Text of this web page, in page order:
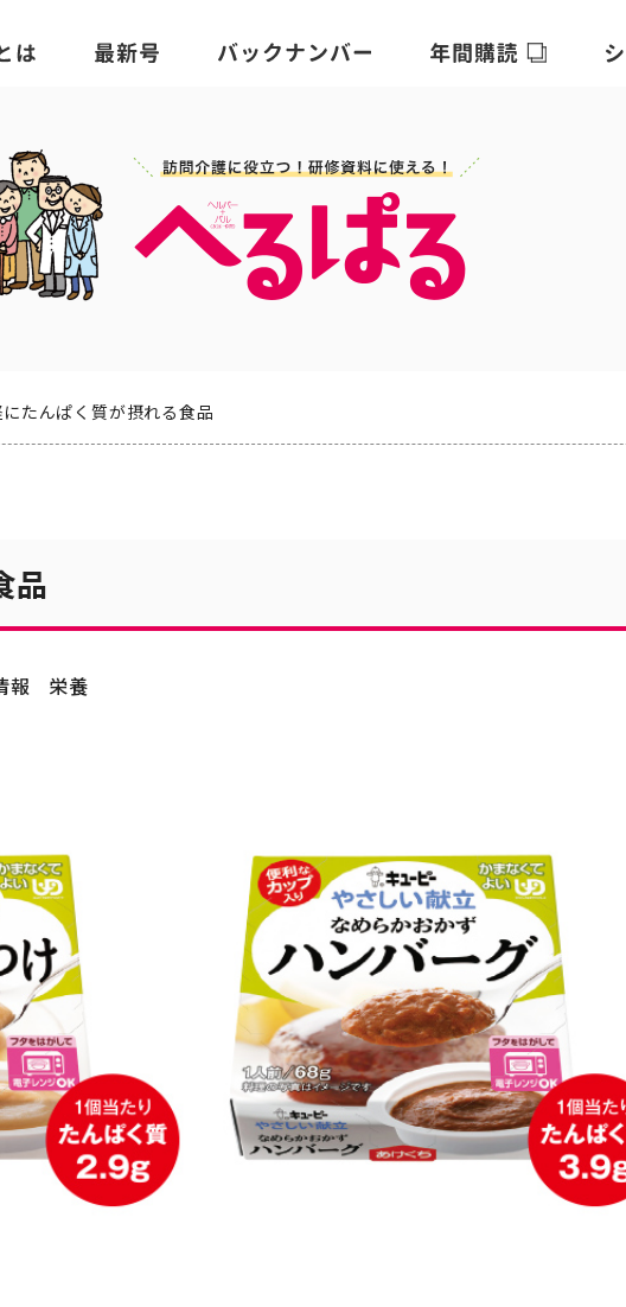
たんぱく質が摂れる食品
品
報 栄養